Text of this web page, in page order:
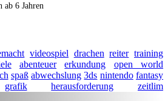
ab 6 Jahren
videospiel drachen reiter training
abenteuer erkundung
open world
spaß abwechslung 3ds nintendo fantasy
grafik herausforderung zeitlim